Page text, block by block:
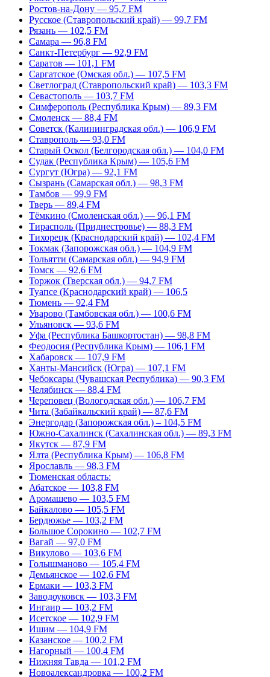
Ростов-на-Дону — 95,7 FM
Русское (Ставропольский край) — 99,7 FM
Рязань — 102,5 FM
Самара — 96,8 FM
Санкт-Петербург — 92,9 FM
Саратов — 101,1 FM
Саргатское (Омская обл.) — 107,5 FM
Светлоград (Ставропольский край) — 103,3 FM
Севастополь — 103,7 FM
Симферополь (Республика Крым) — 89,3 FM
Смоленск — 88,4 FM
Советск (Калининградская обл.) — 106,9 FM
Ставрополь — 93,0 FM
Старый Оскол (Белгородская обл.) — 104,0 FM
Судак (Республика Крым) — 105,6 FM
Сургут (Югра) — 92,1 FM
Сызрань (Самарская обл.) — 98,3 FM
Тамбов — 99,9 FM
Тверь — 89,4 FM
Тёмкино (Смоленская обл.) — 96,1 FM
Тирасполь (Приднестровье) — 88,3 FM
Тихорецк (Краснодарский край) — 102,4 FM
Токмак (Запорожская обл.) — 104,9 FM
Тольятти (Самарская обл.) — 94,9 FM
Томск — 92,6 FM
Торжок (Тверская обл.) — 94,7 FM
Туапсе (Краснодарский край) — 106,5
Тюмень — 92,4 FM
Уварово (Тамбовская обл.) — 100,6 FM
Ульяновск — 93,6 FM
Уфа (Республика Башкортостан) — 98,8 FM
Феодосия (Республика Крым) — 106,1 FM
Хабаровск — 107,9 FM
Ханты-Мансийск (Югра) — 107,1 FM
Чебоксары (Чувашская Республика) — 90,3 FM
Челябинск — 88,4 FM
Череповец (Вологодская обл.) — 106,7 FM
Чита (Забайкальский край) — 87,6 FM
Энергодар (Запорожская обл.) – 104,5 FM
Южно-Сахалинск (Сахалинская обл.) — 89,3 FM
Якутск — 87,9 FM
Ялта (Республика Крым) — 106,8 FM
Ярославль — 98,3 FM
Тюменская область:
Абатское — 103,8 FM
Аромашево — 103,5 FM
Байкалово — 105,5 FM
Бердюжье — 103,2 FM
Большое Сорокино — 102,7 FM
Вагай — 97,0 FM
Викулово — 103,6 FM
Голышманово — 105,4 FM
Демьянское — 102,6 FM
Ермаки — 103,3 FM
Заводоуковск — 103,3 FM
Ингаир — 103,2 FM
Исетское — 102,9 FM
Ишим — 104,9 FM
Казанское — 100,2 FM
Нагорный — 100,4 FM
Нижняя Тавда — 101,2 FM
Новоалександровка — 100,2 FM